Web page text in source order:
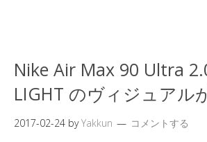
Nike Air Max 90 Ultra
LIGHT のヴィジュアル
2017-02-24 byYakkun コメントする